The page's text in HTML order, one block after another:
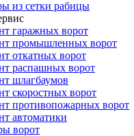
из сетки рабицы
гаражных ворот
промышленных ворот
откатных ворот
распашных ворот
шлагбаумов
скоростных ворот
противопожарных ворот
автоматики
ворот